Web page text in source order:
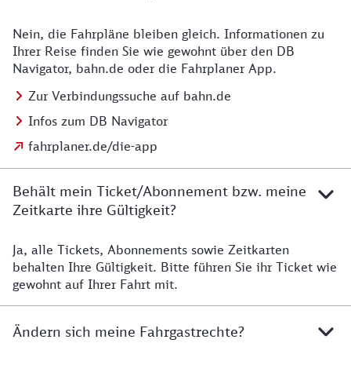
Details zu den Fahrplänen
Nein, die Fahrpläne bleiben gleich. Informationen zu
Ihrer Reise finden Sie wie gewohnt über den DB
Navigator, bahn.de oder die Fahrplaner App.
Zur Verbindungssuche auf bahn.de
Infos zum DB Navigator
fahrplaner.de/die-app
Behält mein Ticket/Abonnement bzw. meine
Zeitkarte ihre Gültigkeit?
Details zur Zeitkarte
Ja, alle Tickets, Abonnements sowie Zeitkarten
behalten Ihre Gültigkeit. Bitte führen Sie ihr Ticket wie
gewohnt auf Ihrer Fahrt mit.
Ändern sich meine Fahrgastrechte?